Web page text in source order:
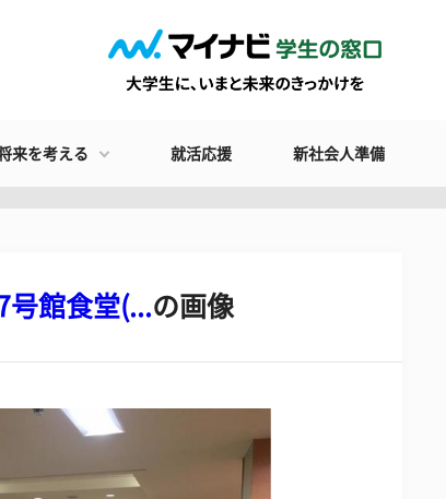
来を考える 就活応援 新社会人準備
号館食堂(...の画像